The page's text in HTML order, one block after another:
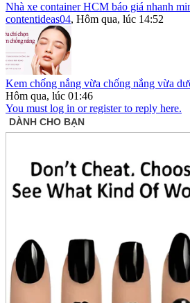
Nhà xe container HCM báo giá nhanh
contentideas04, Hôm qua, lúc 14:52
Kem chống nắng vừa chống nắng vừa
Hôm qua, lúc 01:46
You must log in or register to reply here.